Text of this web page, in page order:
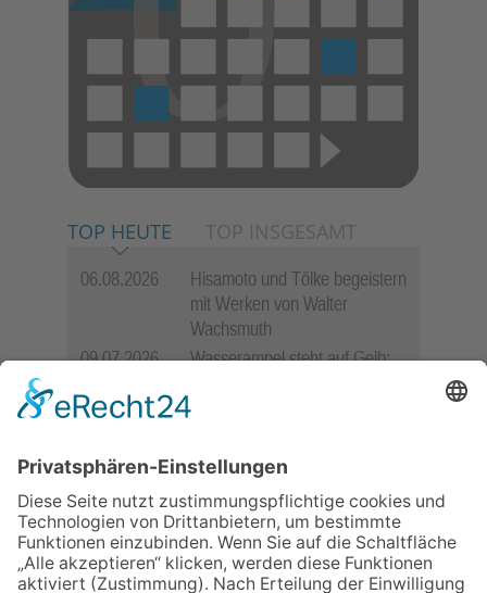
TOP HEUTE TOP INSGESAMT
06.08.2026
Hisamoto und Tölke begeistern
mit Werken von Walter
Wachsmuth
09.07.2026
Wasserampel steht auf Gelb:
auf
für Friedrichsdorf?
12.05.2026
Zweisprachige Lesung im 7.
Himmel: Vom Geschenk zum
60. Geburtstag zur Autoren-
Karriere